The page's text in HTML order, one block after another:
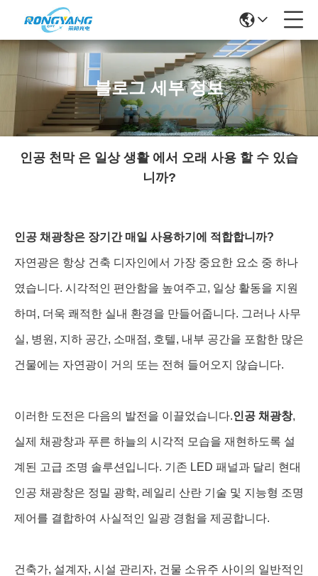
블로그 세부 정보
인공 천막 은 일상 생활 에서 오래 사용 할 수 있습
니까?
인공 채광창은 장기간 매일 사용하기에 적합합니까?
자연광은 항상 건축 디자인에서 가장 중요한 요소 중 하나
였습니다. 시각적인 편안함을 높여주고, 일상 활동을 지원
하며, 더욱 쾌적한 실내 환경을 만들어줍니다. 그러나 사무
실, 병원, 지하 공간, 소매점, 호텔, 내부 공간을 포함한 많은
건물에는 자연광이 거의 또는 전혀 들어오지 않습니다.
이러한 도전은 다음의 발전을 이끌었습니다.인공 채광창,
실제 채광창과 푸른 하늘의 시각적 모습을 재현하도록 설
계된 고급 조명 솔루션입니다. 기존 LED 패널과 달리 현대
인공 채광창은 정밀 광학, 레일리 산란 기술 및 지능형 조명
제어를 결합하여 사실적인 일광 경험을 제공합니다.
건축가, 설계자, 시설 관리자, 건물 소유주 사이의 일반적인